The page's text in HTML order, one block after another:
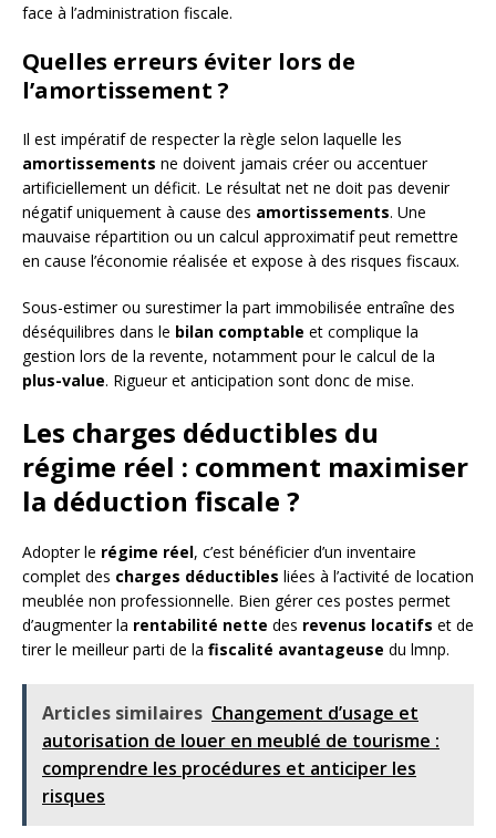
face à l’administration fiscale.
Quelles erreurs éviter lors de
l’amortissement ?
Il est impératif de respecter la règle selon laquelle les
amortissements ne doivent jamais créer ou accentuer
artificiellement un déficit. Le résultat net ne doit pas devenir
négatif uniquement à cause des amortissements. Une
mauvaise répartition ou un calcul approximatif peut remettre
en cause l’économie réalisée et expose à des risques fiscaux.
Sous-estimer ou surestimer la part immobilisée entraîne des
déséquilibres dans le bilan comptable et complique la
gestion lors de la revente, notamment pour le calcul de la
plus-value. Rigueur et anticipation sont donc de mise.
Les charges déductibles du
régime réel : comment maximiser
la déduction fiscale ?
Adopter le régime réel, c’est bénéficier d’un inventaire
complet des charges déductibles liées à l’activité de location
meublée non professionnelle. Bien gérer ces postes permet
d’augmenter la rentabilité nette des revenus locatifs et de
tirer le meilleur parti de la fiscalité avantageuse du lmnp.
Articles similaires Changement d’usage et
autorisation de louer en meublé de tourisme :
comprendre les procédures et anticiper les
risques